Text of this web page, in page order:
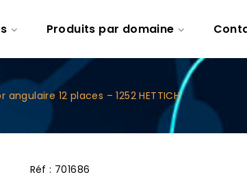
Produits par domaine
angulaire 12 places – 1252 HETTICH
Réf : 701686